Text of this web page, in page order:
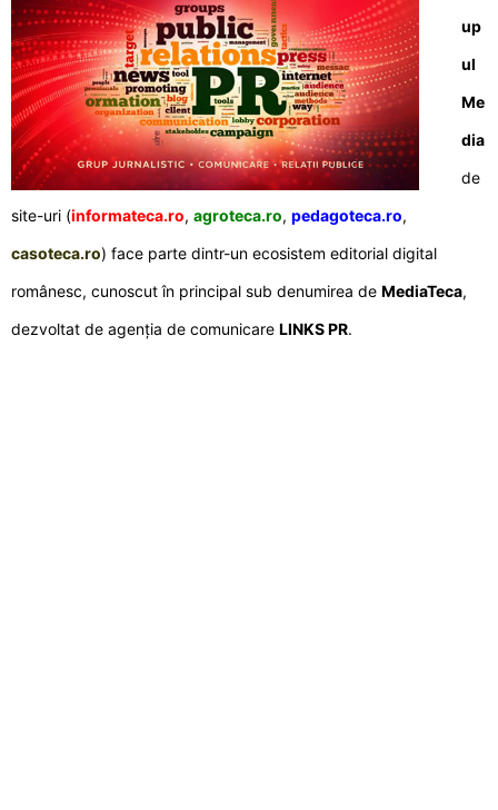
up
ul
Me
dia
de
site-uri (informateca.ro, agroteca.ro, pedagoteca.ro,
casoteca.ro) face parte dintr-un ecosistem editorial digital
românesc, cunoscut în principal sub denumirea de MediaTeca,
dezvoltat de agenția de comunicare LINKS PR.